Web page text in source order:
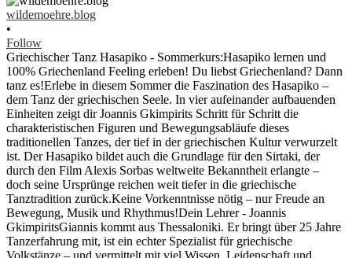
wildemoehre.blog
•
Follow
Griechischer Tanz Hasapiko - Sommerkurs:Hasapiko lernen und
100% Griechenland Feeling erleben! Du liebst Griechenland? Dann
tanz es!Erlebe in diesem Sommer die Faszination des Hasapiko –
dem Tanz der griechischen Seele. In vier aufeinander aufbauenden
Einheiten zeigt dir Joannis Gkimpirits Schritt für Schritt die
charakteristischen Figuren und Bewegungsabläufe dieses
traditionellen Tanzes, der tief in der griechischen Kultur verwurzelt
ist. Der Hasapiko bildet auch die Grundlage für den Sirtaki, der
durch den Film Alexis Sorbas weltweite Bekanntheit erlangte –
doch seine Ursprünge reichen weit tiefer in die griechische
Tanztradition zurück.Keine Vorkenntnisse nötig – nur Freude an
Bewegung, Musik und Rhythmus!Dein Lehrer - Joannis
GkimpiritsGiannis kommt aus Thessaloniki. Er bringt über 25 Jahre
Tanzerfahrung mit, ist ein echter Spezialist für griechische
Volkstänze – und vermittelt mit viel Wissen, Leidenschaft und